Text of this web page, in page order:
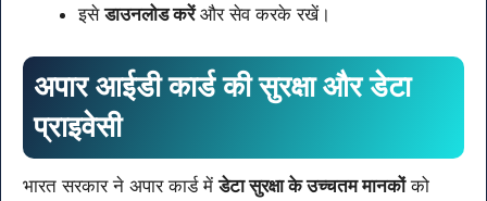
इसेडाउनलोड करेंऔर सेव करके रखें।
अपार आईडी कार्ड की सुरक्षा और डेटा
प्राइवेसी
भारत सरकार ने अपार कार्ड मेंडेटा सुरक्षा के उच्चतम मानकोंको